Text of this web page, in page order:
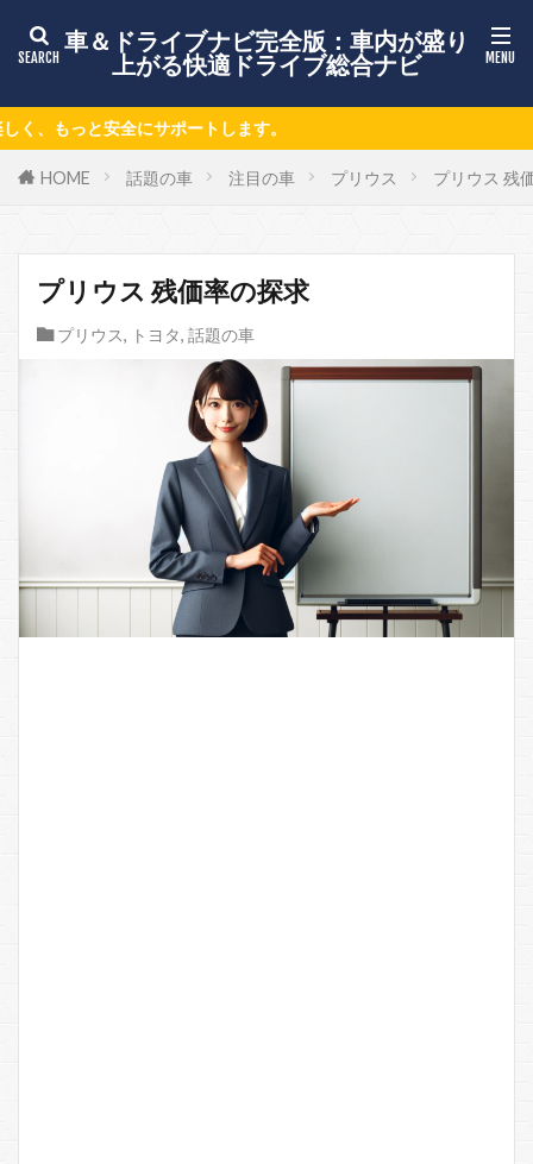
車＆ドライブナビ完全版：車内が盛り
上がる快適ドライブ総合ナビ
。
HOME 話題の車 注目の車 プリウス プリウス 残
プリウス 残価率の探求
プリウス, トヨタ, 話題の車